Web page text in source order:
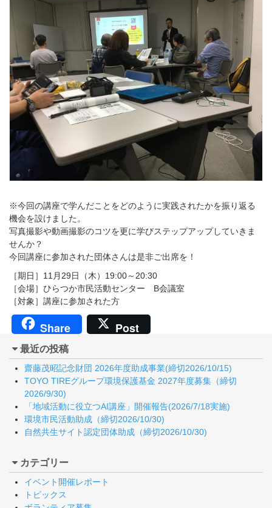
※今回の講座で学んだことをどのように実践されたかを振り返る
機会を設けました。
写真撮影や動画撮影のコツを更に学びステップアップしていきま
せんか？
今回講座に参加された団体さんは是非ご出席を！
［期日］11月29日（木）19:00～20:30
［会場］ひらつか市民活動センター B会議室
［対象］講座に参加された方
Share Post
最近の投稿
齋藤茂昭記念財団 2026年度助成事業(締切2026/10/15)
TOYO TIREグループ環境保護基金 2027年度募集（締切
2026/9/30)
「地域活動に役立つAI講座」開催報告(2026/7/18実施)
環境市民活動助成（締切2026/10/30)
自然共生サイト認定団体助成（締切2026/10/30)
カテゴリー
イベント開催レポート
トピックス